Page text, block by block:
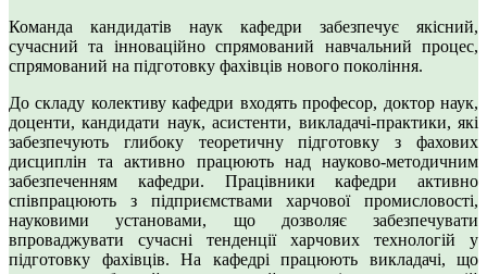
Команда кандидатів наук кафедри забезпечує якісний,
сучасний та інноваційно спрямований навчальний процес,
спрямований на підготовку фахівців нового покоління.
До складу колективу кафедри входять професор, доктор наук,
доценти, кандидати наук, асистенти, викладачі-практики, які
забезпечують глибоку теоретичну підготовку з фахових
дисциплін та активно працюють над науково-методичним
забезпеченням кафедри. Працівники кафедри активно
співпрацюють з підприємствами харчової промисловості,
науковими установами, що дозволяє забезпечувати
впроваджувати сучасні тенденції харчових технологій у
підготовку фахівців. На кафедрі працюють викладачі, що